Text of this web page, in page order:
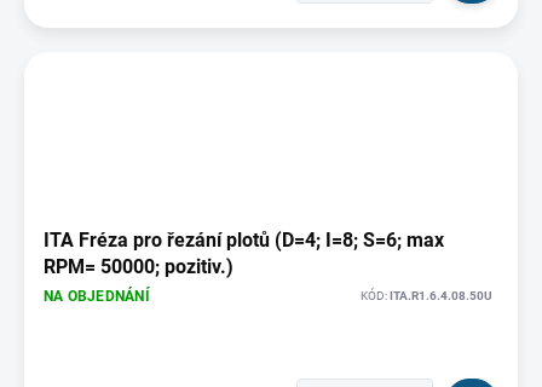
ITA Fréza pro řezání plotů (D=4; I=8; S=6; max
RPM= 50000; pozitiv.)
NA OBJEDNÁNÍ KÓD:ITA.R1.6.4.08.50U